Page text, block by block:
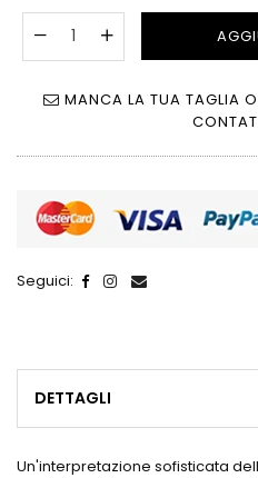
MANCA LA TUA TAGLIA
Seguici:
DETTAGLI
Un'interpretazione sofisticata